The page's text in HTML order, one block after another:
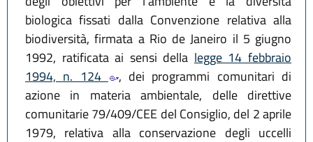
biologica fissati dalla Convenzione relativa alla
biodiversità, firmata a Rio de Janeiro il 5 giugno
1992, ratificata ai sensi della legge 14 febbraio
1994, n. 124
, dei programmi comunitari di
azione in materia ambientale, delle direttive
comunitarie 79/409/CEE del Consiglio, del 2 aprile
1979, relativa alla conservazione degli uccelli